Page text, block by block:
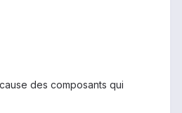
des composants qui